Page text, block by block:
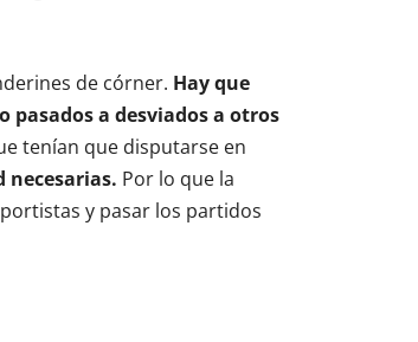
de córner. Hay que
pasados a desviados a otros
tenían que disputarse en
necesarias. Por lo que la
y pasar los partidos